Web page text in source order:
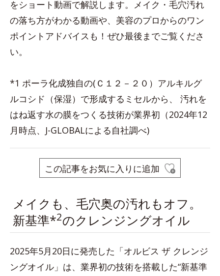
をショート動画で解説します。メイク・毛穴汚れ
の落ち方がわかる動画や、美容のプロからのワン
ポイントアドバイスも！ぜひ最後までご覧くださ
い。
*1 ポーラ化成独自の(Ｃ１２－２０）アルキルグ
ルコシド（保湿）で形成するミセルから、 汚れを
はね返す水の膜をつくる技術が業界初（2024年12
月時点、J-GLOBALによる自社調べ)
この記事をお気に入りに追加
メイクも、毛穴奥の汚れもオフ。
新基準*2のクレンジングオイル
2025年5月20日に発売した「オルビス ザ クレンジ
ングオイル」は、業界初の技術を搭載した“新基準